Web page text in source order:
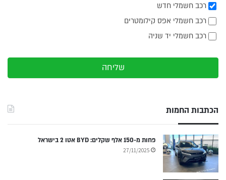
רכב חשמלי חדש
רכב חשמלי אפס קילומטרים
רכב חשמלי יד שניה
שליחה
הכתבות החמות
פחות מ-150 אלף שקלים: BYD אטו 2 בישראל
27/11/2025